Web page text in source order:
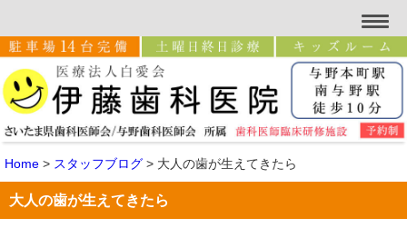
Home > スタッフブログ > 大人の歯が生えてきたら
大人の歯が生えてきたら